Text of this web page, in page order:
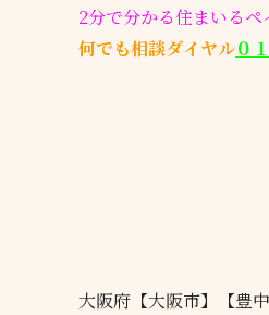
2分で分かる住まいるペ
何でも相談ダイヤル０
大阪府【大阪市】【豊